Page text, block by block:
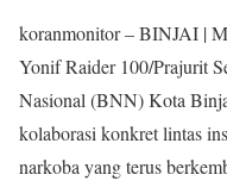
koranmonitor– BINJAI |
Yonif Raider 100/Prajurit
Nasional (BNN) Kota
kolaborasi konkret lintas
narkoba yang terus